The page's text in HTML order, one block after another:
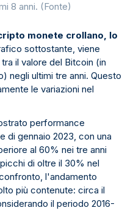
8 anni. (Fonte)
monete crollano, lo
sottostante, viene
il valore del Bitcoin (in
negli ultimi tre anni. Questo
le variazioni nel
performance
di gennaio 2023, con una
al 60% nei tre anni
di oltre il 30% nel
l'andamento
più contenute: circa il
il periodo 2016-